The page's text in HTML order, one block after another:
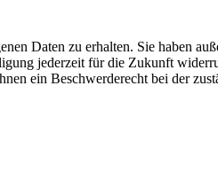
Daten zu erhalten. Sie haben
jederzeit für die Zukunft
ein Beschwerderecht bei der